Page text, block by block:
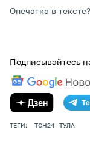
Опечатка в
Подписывайтесь
ТЕГИ: ТСН24 ТУЛА